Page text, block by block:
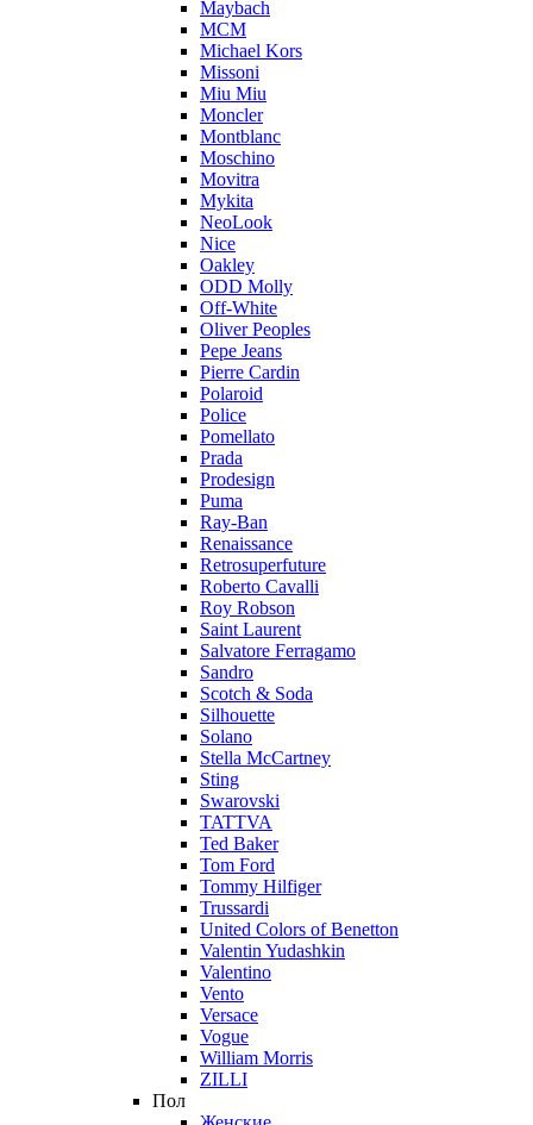
Maybach
MCM
Michael Kors
Missoni
Miu Miu
Moncler
Montblanc
Moschino
Movitra
Mykita
NeoLook
Nice
Oakley
ODD Molly
Off-White
Oliver Peoples
Pepe Jeans
Pierre Cardin
Polaroid
Police
Pomellato
Prada
Prodesign
Puma
Ray-Ban
Renaissance
Retrosuperfuture
Roberto Cavalli
Roy Robson
Saint Laurent
Salvatore Ferragamo
Sandro
Scotch & Soda
Silhouette
Solano
Stella McCartney
Sting
Swarovski
TATTVA
Ted Baker
Tom Ford
Tommy Hilfiger
Trussardi
United Colors of Benetton
Valentin Yudashkin
Valentino
Vento
Versace
Vogue
William Morris
ZILLI
Пол